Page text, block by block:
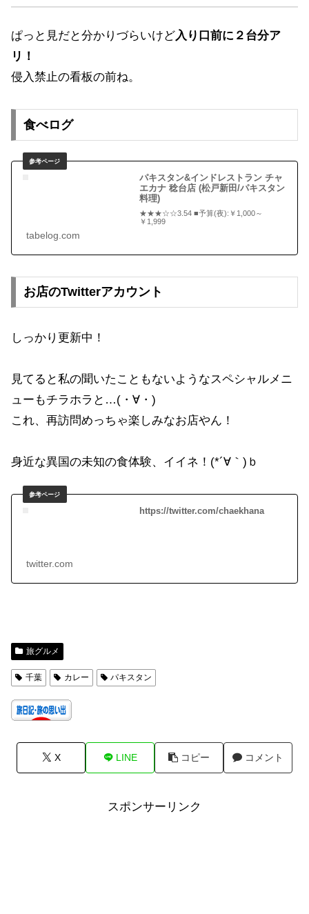
ぱっと見だと分かりづらいけど入り口前に２台分ア
リ！
侵入禁止の看板の前ね。
食べログ
パキスタン&インドレストラン チャ
エカナ 稔台店 (松戸新田/パキスタン
料理)
★★★☆☆3.54 ■予算(夜):￥1,000～
￥1,999
tabelog.com
お店のTwitterアカウント
しっかり更新中！
見てると私の聞いたこともないようなスペシャルメニ
ューもチラホラと…(・∀・)
これ、再訪問めっちゃ楽しみなお店やん！
身近な異国の未知の食体験、イイネ！(*´∀｀)ｂ
https://twitter.com/chaekhana
twitter.com
旅グルメ
千葉 カレー パキスタン
X LINE コピー コメント
スポンサーリンク